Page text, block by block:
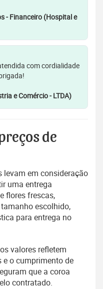
- Financeiro (Hospital e
com cordialidade
e Comércio - LTDA)
de
levam em consideração
uma entrega
flores frescas,
escolhido,
para entrega no
valores refletem
o cumprimento de
que a coroa
contratado.